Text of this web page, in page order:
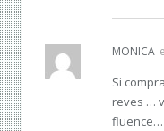
MONICA
Si
reves …
fluence…